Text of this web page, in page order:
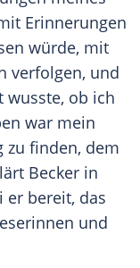
Erinnerungen
würde, mit
verfolgen, und
wusste, ob ich
war mein
zu finden, dem
Becker in
er bereit, das
und